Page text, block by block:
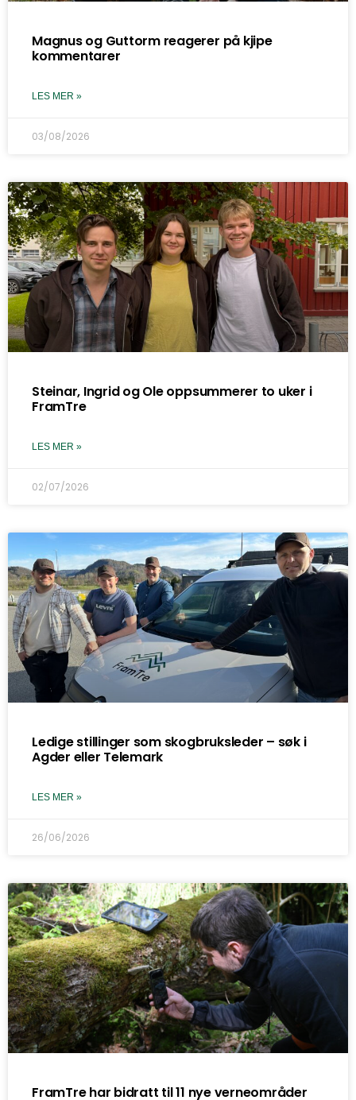
Magnus og Guttorm reagerer på kjipe
kommentarer
LES MER »
03/08/2026
Steinar, Ingrid og Ole oppsummerer to uker i
FramTre
LES MER »
02/07/2026
Ledige stillinger som skogbruksleder – søk i
Agder eller Telemark
LES MER »
26/06/2026
FramTre har bidratt til 11 nye verneområder